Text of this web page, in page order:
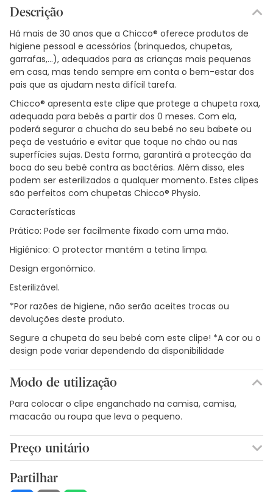
Descrição
Há mais de 30 anos que a Chicco® oferece produtos de
higiene pessoal e acessórios (brinquedos, chupetas,
garrafas,...), adequados para as crianças mais pequenas
em casa, mas tendo sempre em conta o bem-estar dos
pais que as ajudam nesta difícil tarefa.
Chicco® apresenta este clipe que protege a chupeta roxa,
adequada para bebés a partir dos 0 meses. Com ela,
poderá segurar a chucha do seu bebé no seu babete ou
peça de vestuário e evitar que toque no chão ou nas
superfícies sujas. Desta forma, garantirá a protecção da
boca do seu bebé contra as bactérias. Além disso, eles
podem ser esterilizados a qualquer momento. Estes clipes
são perfeitos com chupetas Chicco® Physio.
Características
Prático: Pode ser facilmente fixado com uma mão.
Higiénico: O protector mantém a tetina limpa.
Design ergonómico.
Esterilizável.
*Por razões de higiene, não serão aceites trocas ou
devoluções deste produto.
Segure a chupeta do seu bebé com este clipe! *A cor ou o
design pode variar dependendo da disponibilidade
Modo de utilização
Para colocar o clipe enganchado na camisa, camisa,
macacão ou roupa que leva o pequeno.
Preço unitário
Partilhar